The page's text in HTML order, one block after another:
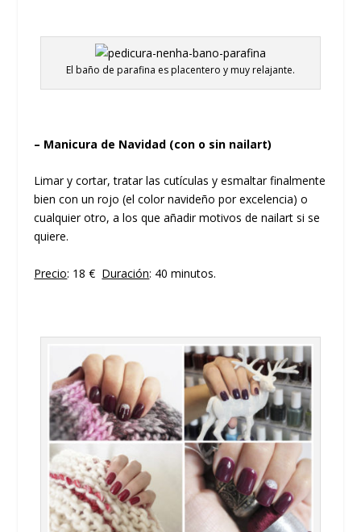
El baño de parafina es placentero y muy relajante.
– Manicura de Navidad (con o sin nailart)
Limar y cortar, tratar las cutículas y esmaltar finalmente
bien con un rojo (el color navideño por excelencia) o
cualquier otro, a los que añadir motivos de nailart si se
quiere.
Precio: 18 € Duración: 40 minutos.